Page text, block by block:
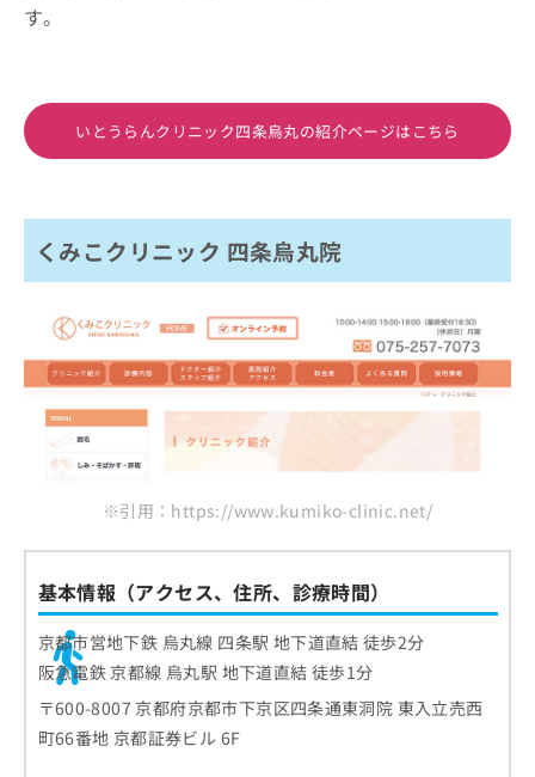
す。
いとうらんクリニック四条烏丸の紹介ページはこちら
くみこクリニック 四条烏丸院
※引用：https://www.kumiko-clinic.net/
基本情報（アクセス、住所、診療時間）
京都市営地下鉄 烏丸線 四条駅 地下道直結 徒歩2分
阪急電鉄 京都線 烏丸駅 地下道直結 徒歩1分
〒600-8007 京都府京都市下京区四条通東洞院 東入立売西
町66番地 京都証券ビル 6F